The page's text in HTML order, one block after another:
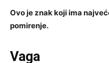
Ovo je znak koji ima
pomirenje.
Vaga